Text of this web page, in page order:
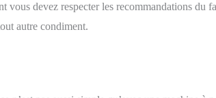
vous devez respecter les recommandations du
autre condiment.